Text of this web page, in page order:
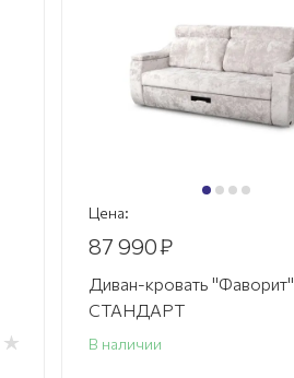
Цена:
87 990₽
Диван-кровать "Фаворит"
СТАНДАРТ
В наличии